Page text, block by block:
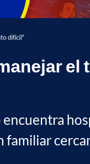
difícil"
el
familiar